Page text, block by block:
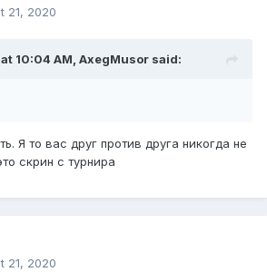
21, 2020
10:04 AM, AxegMusor said:
Я то вас друг против друга никогда не
скрин с турнира
21, 2020